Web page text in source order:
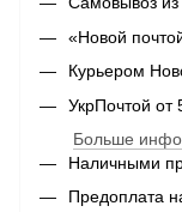
«Новой
Курьером
УкрПочтой от
Больше
Наличными
Предоплата